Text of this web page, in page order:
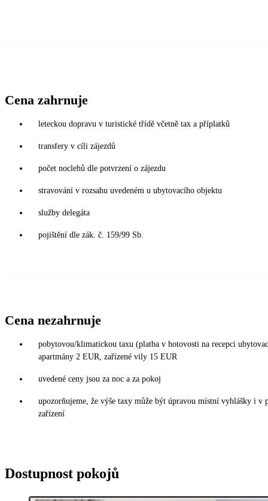
Cena zahrnuje
leteckou dopravu v turistické třídě včetně tax a příplatků
transfery v cíli zájezdů
počet noclehů dle potvrzení o zájezdu
stravování v rozsahu uvedeném u ubytovacího objektu
služby delegáta
pojištění dle zák. č. 159/99 Sb.
Cena nezahrnuje
pobytovou/klimatickou taxu (platba v hotovosti na recepci
apartmány 2 EUR, zařízené vily 15 EUR
uvedené ceny jsou za noc a za pokoj
upozorňujeme, že výše taxy může být úpravou místní vyhlášky i
zařízení
Dostupnost pokojů